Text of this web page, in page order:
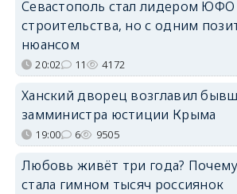
Севастополь стал лидером
строительства, но с одним
нюансом
20:02 11 4172
Ханский дворец возглавил
замминистра юстиции Крыма
19:00 6 9505
Любовь живёт три года?
стала гимном тысяч россиянок